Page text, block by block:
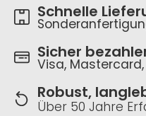
Schnelle
Sicher
Visa, Mastercard,
Robust,
Über 50 Jahre